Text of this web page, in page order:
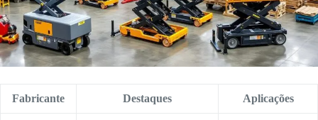
Fabricante Destaques Aplicações